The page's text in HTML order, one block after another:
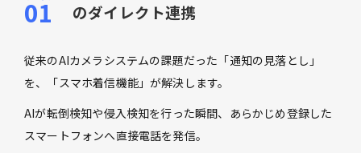
のダイレクト連携
従来のAIカメラシステムの課題だった「通知の見落とし」
を、「スマホ着信機能」が解決します。
AIが転倒検知や侵入検知を行った瞬間、あらかじめ登録した
スマートフォンへ直接電話を発信。